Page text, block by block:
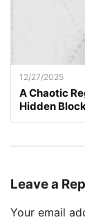
12/27/2025
A Chaotic
Hidden
Leave a
Your email